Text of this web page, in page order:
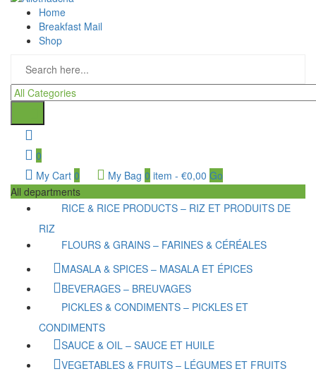
Home
Breakfast Mail
Shop
0
My Cart 0 My Bag 0 item - €0,00 Go
All departments
RICE & RICE PRODUCTS – RIZ ET PRODUITS DE
RIZ
FLOURS & GRAINS – FARINES & CÉRÉALES
MASALA & SPICES – MASALA ET ÉPICES
BEVERAGES – BREUVAGES
PICKLES & CONDIMENTS – PICKLES ET
CONDIMENTS
SAUCE & OIL – SAUCE ET HUILE
VEGETABLES & FRUITS – LÉGUMES ET FRUITS